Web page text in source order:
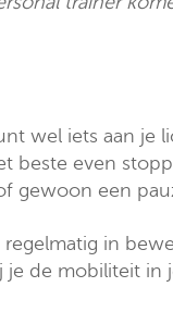
wel iets aan je
even
een
in
de mobiliteit in